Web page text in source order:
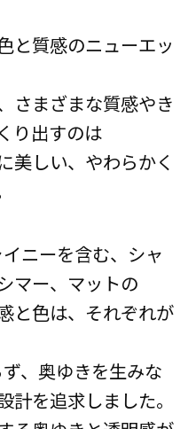
と質感のニューエッ
さまざまな質感やき
り出すのは
美しい、やわらかく
ニーを含む、シャ
マー、マットの
と色は、それぞれが
、奥ゆきを生みな
を追求しました。